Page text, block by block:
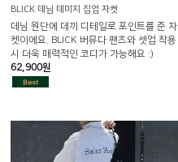
BLICK 데님 데미지 집업 자켓
데님 원단에 데끼 디테일로 포인트를 준 자
켓이에요. BLICK 버뮤다 팬츠와 셋업 착용
시 더욱 매력적인 코디가 가능해요 :)
62,900원